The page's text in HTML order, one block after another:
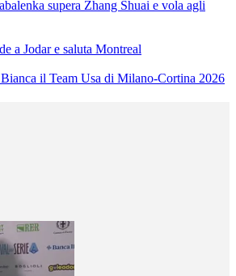
supera Zhang Shuai e vola agli
a Jodar e saluta Montreal
il Team Usa di Milano-Cortina 2026